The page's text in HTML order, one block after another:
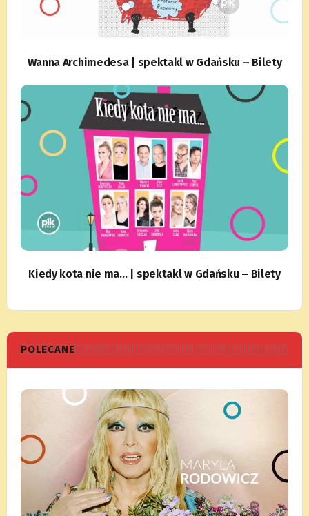
Wanna Archimedesa | spektakl w Gdańsku – Bilety
Kiedy kota nie ma… | spektakl w Gdańsku – Bilety
POLECANE